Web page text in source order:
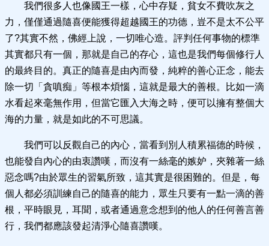
我們很多人也像國王一樣，心中存疑，貧女不費吹灰之
力，僅僅通過隨喜便能獲得超越國王的功德，豈不是太不公平
了?其實不然，佛經上說，一切唯心造。評判任何事物的標準
其實都只有一個，那就是自己的存心，這也是我們每個修行人
的最終目的。真正的隨喜是由內而發，純粹的善心正念，能去
除一切「貪嗔痴」等根本煩惱，這就是最大的善根。比如一滴
水看起來毫無作用，但當它匯入大海之時，便可以擁有整個大
海的力量，就是如此的不可思議。
我們可以反觀自己的內心，當看到別人積累福德的時候，
也能發自內心的由衷讚嘆，而沒有一絲毫的嫉妒，夾雜著一絲
惡念嗎?由於眾生的習氣所致，這其實是很困難的。但是，每
個人都必須訓練自己的隨喜的能力，眾生只要有一點一滴的善
根，平時眼見，耳聞，或者通過意念想到的他人的任何善言善
行，我們都應該發起清淨心隨喜讚嘆。